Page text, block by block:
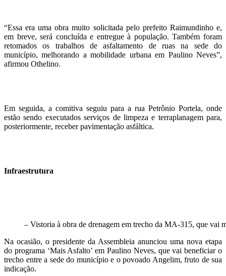
“Essa era uma obra muito solicitada pelo prefeito Raimundinho e,
em breve, será concluída e entregue à população. Também foram
retomados os trabalhos de asfaltamento de ruas na sede do
município, melhorando a mobilidade urbana em Paulino Neves”,
afirmou Othelino.
Em seguida, a comitiva seguiu para a rua Petrônio Portela, onde
estão sendo executados serviços de limpeza e terraplanagem para,
posteriormente, receber pavimentação asfáltica.
Infraestrutura
– Vistoria à obra de drenagem em trecho da MA-315, que vai
Na ocasião, o presidente da Assembleia anunciou uma nova etapa
do programa ‘Mais Asfalto’ em Paulino Neves, que vai beneficiar o
trecho entre a sede do município e o povoado Angelim, fruto de sua
indicação.